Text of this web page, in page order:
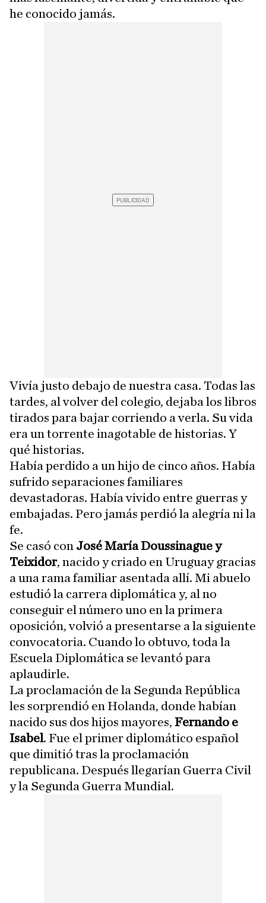
he conocido jamás.
Vivía justo debajo de nuestra casa. Todas las
tardes, al volver del colegio, dejaba los libros
tirados para bajar corriendo a verla. Su vida
era un torrente inagotable de historias. Y
qué historias.
Había perdido a un hijo de cinco años. Había
sufrido separaciones familiares
devastadoras. Había vivido entre guerras y
embajadas. Pero jamás perdió la alegría ni la
fe.
Se casó con José María Doussinague y
Teixidor, nacido y criado en Uruguay gracias
a una rama familiar asentada allí. Mi abuelo
estudió la carrera diplomática y, al no
conseguir el número uno en la primera
oposición, volvió a presentarse a la siguiente
convocatoria. Cuando lo obtuvo, toda la
Escuela Diplomática se levantó para
aplaudirle.
La proclamación de la Segunda República
les sorprendió en Holanda, donde habían
nacido sus dos hijos mayores, Fernando e
Isabel. Fue el primer diplomático español
que dimitió tras la proclamación
republicana. Después llegarían Guerra Civil
y la Segunda Guerra Mundial.